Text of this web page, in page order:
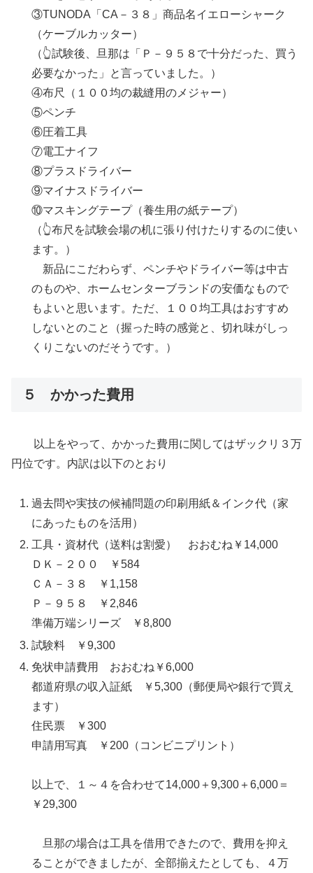
③TUNODA「CA－３８」商品名イエローシャーク
（ケーブルカッター）
（👆試験後、旦那は「Ｐ－９５８で十分だった、買う
必要なかった」と言っていました。）
④布尺（１００均の裁縫用のメジャー）
⑤ペンチ
⑥圧着工具
⑦電工ナイフ
⑧プラスドライバー
⑨マイナスドライバー
⑩マスキングテープ（養生用の紙テープ）
（👆布尺を試験会場の机に張り付けたりするのに使い
ます。）
新品にこだわらず、ペンチやドライバー等は中古
のものや、ホームセンターブランドの安価なもので
もよいと思います。ただ、１００均工具はおすすめ
しないとのこと（握った時の感覚と、切れ味がしっ
くりこないのだそうです。）
５ かかった費用
以上をやって、かかった費用に関してはザックリ３万
円位です。内訳は以下のとおり
過去問や実技の候補問題の印刷用紙＆インク代（家
にあったものを活用）
工具・資材代（送料は割愛） おおむね￥14,000
ＤＫ－２００ ￥584
ＣＡ－３８ ￥1,158
Ｐ－９５８ ￥2,846
準備万端シリーズ ￥8,800
試験料 ￥9,300
免状申請費用 おおむね￥6,000
都道府県の収入証紙 ￥5,300（郵便局や銀行で買え
ます）
住民票 ￥300
申請用写真 ￥200（コンビニプリント）
以上で、１～４を合わせて14,000＋9,300＋6,000＝
￥29,300
旦那の場合は工具を借用できたので、費用を抑え
ることができましたが、全部揃えたとしても、４万